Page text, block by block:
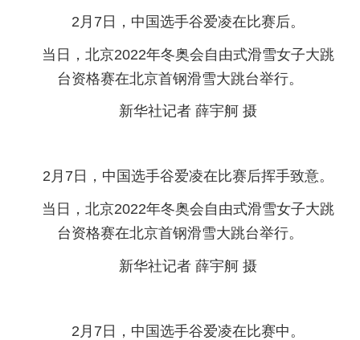
2月7日，中国选手谷爱凌在比赛后。
当日，北京2022年冬奥会自由式滑雪女子大跳
台资格赛在北京首钢滑雪大跳台举行。
新华社记者 薛宇舸 摄
2月7日，中国选手谷爱凌在比赛后挥手致意。
当日，北京2022年冬奥会自由式滑雪女子大跳
台资格赛在北京首钢滑雪大跳台举行。
新华社记者 薛宇舸 摄
2月7日，中国选手谷爱凌在比赛中。